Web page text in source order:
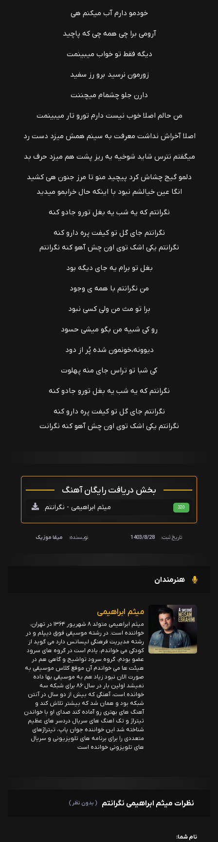
خودمو دارم آب میکنم هی
آرومی برا چی همه چی که پاچید
دیگه فقط تو خواب میبینمت
زورمون نرسید برو رز سفید
دارن جلو چشمام میچننت
من حالم اصلا خوب نیست دارم تورو تار میبینمت
اصلا آخراش نداشت معرفت به سینم همش میزد دست رد
میگفتم نترس شاید شوخیه یه ریز پشت هم میزد حرف بد
دلمو گیج چشاش کرد پیچید منو تا مرز جنون هی کشید
انگا عین خیالشم نبود با اینکه حال خرابمو میدید
نگرانتم که یه شب یه بغل تورو جادو کنه
نگرانتم جای گل تو کیفت پره دارو کنه
نگرانتم یکی اشک توی اون چش آهو کنه نگرانتم
بغل تو برام یه جای دیگه بود
من نگرانتم با همه ی وجود
برا تو مث من ولی کسی نبود
رو کی شبیه من بگو میشی حسود
دیوونه،خونمون شده پُر از دود
کی شبا تو تراس جای منه پهلوت
نگرانتم که یه شب یه بغل تورو جادو کنه
نگرانتم جای گل تو کیفت پره دارو کنه
نگرانتم یکی اشک توی اون چش آهو کنه نگرانت
بخش دریافت رایگان آهنگ
میثم ابراهیمی - نگرانتم 320
تاریخ ثبت: 1403/8/28 نویسنده: میفا موزیک
هنرمندان
میثم ابراهیمی
میثم ابراهیمی متولد ۸ شهریور ۱۳۶۴ در تهران،
خواننده است. در رشته موسیقی فوق دیپلم و در
رشته مدیریت فرهنگی لیسانس دارد می گوید از
کودکی می خواندم، یادم است در گروه های سرود
عضو بودم، گروه سرود تواشیح و گاهی هم در
هیئت ها می خواندم آن موقع کلاس موسیقی به
صورت الان نبود زیاد هم به موسیقی بها داده
نمیشد اولین بار در سال ۸۶ برای شبکه سه
خوانده است، آهنگی که بیش از دو سال در آنتن
شبکه بود و همان شد که بیشتر تلاش کند و
آهنگ های بهتری رو آماده کند صدای او با خواندن
تیتراژ و تک اهنگ های سریال دردسر های عظیم
شناخته شد این خواننده جوان پاپ، تیتراژهای
متعددی را برای برنامه های تلویزیونی و سریال
های تلویزونی خوانده است
نظرات میثم ابراهیمی نگرانتم ( بدون نظر )
نام شما: